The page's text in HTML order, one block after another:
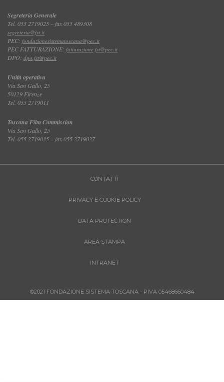
Segreteria Generale
Tel. 055 2719025 – fax 055 489308
segreteria@fst.it
PEC: fondazionesistematoscana@pec.it
PEC FATTURAZIONE: fatturazione.fst@pec.it
DPO: dpo.fst@pec.it
Unità operativa
Via San Gallo, 25
50129 Firenze
Tel. 055 2719011
Toscana Film Commission
Via San Gallo, 25
Tel. 055 2719035 – fax 055 2719027
CONTATTI
PRIVACY E COOKIE POLICY
DATA PROTECTION
AREA STAMPA
INTRANET
©2021 FONDAZIONE SISTEMA TOSCANA - PIVA 05468660484